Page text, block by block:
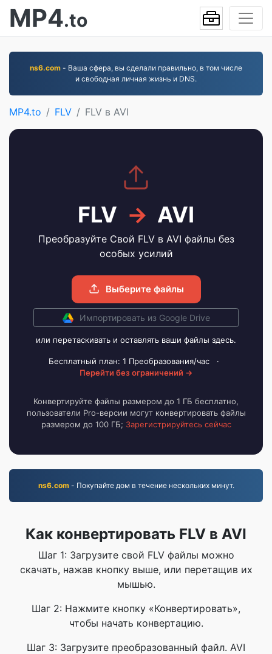
MP4.to
ns6.com - Ваша сфера, вы сделали правильно, в том числе
и свободная личная жизнь и DNS.
MP4.to FLV FLV в AVI
FLV → AVI
Преобразуйте Свой FLV в AVI файлы без
особых усилий
Выберите файлы
Импортировать из Google Drive
или перетаскивать и оставлять ваши файлы здесь.
Бесплатный план: 1 Преобразования/час
·
Перейти без ограничений →
Конвертируйте файлы размером до 1 ГБ бесплатно,
пользователи Pro-версии могут конвертировать файлы
размером до 100 ГБ; Зарегистрируйтесь сейчас
ns6.com- Покупайте дом в течение нескольких минут.
Как конвертировать FLV в AVI
Шаг 1: Загрузите свой FLV файлы можно
скачать, нажав кнопку выше, или перетащив их
мышью.
Шаг 2: Нажмите кнопку «Конвертировать»,
чтобы начать конвертацию.
Шаг 3: Загрузите преобразованный файл. AVI